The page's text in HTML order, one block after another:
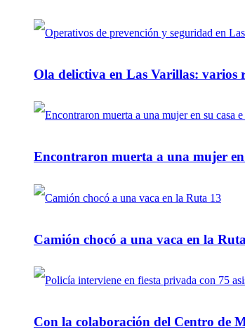
Ola delictiva en Las Varillas: varios
Encontraron muerta a una mujer
Camión chocó a una vaca en la
Con la colaboración del Centro de